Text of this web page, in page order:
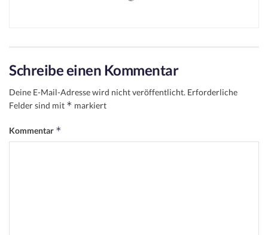
Schreibe einen Kommentar
Deine E-Mail-Adresse wird nicht veröffentlicht. Erforderliche
Felder sind mit * markiert
Kommentar *